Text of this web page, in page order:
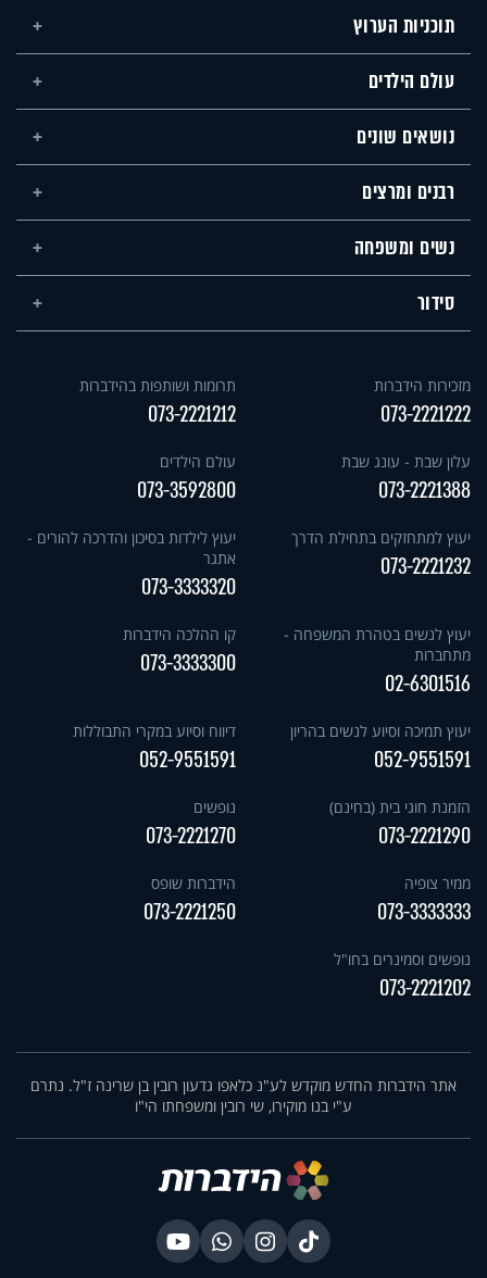
תוכניות הערוץ
עולם הילדים
נושאים שונים
רבנים ומרצים
נשים ומשפחה
סידור
מזכירות הידברות
073-2221222
תרומות ושותפות בהידברות
073-2221212
עלון שבת - עונג שבת
073-2221388
עולם הילדים
073-3592800
יעוץ למתחזקים בתחילת הדרך
073-2221232
יעוץ לילדות בסיכון והדרכה להורים -
אתגר
073-3333320
יעוץ לנשים בטהרת המשפחה -
מתחברות
02-6301516
קו ההלכה הידברות
073-3333300
יעוץ תמיכה וסיוע לנשים בהריון
052-9551591
דיווח וסיוע במקרי התבוללות
052-9551591
הזמנת חוגי בית (בחינם)
073-2221290
נופשים
073-2221270
ממיר צופיה
073-3333333
הידברות שופס
073-2221250
נופשים וסמינרים בחו"ל
073-2221202
אתר הידברות החדש מוקדש לע"נ כלאפו גדעון רובין בן שרינה ז"ל. נתרם
ע"י בנו מוקירו, שי רובין ומשפחתו הי"ו